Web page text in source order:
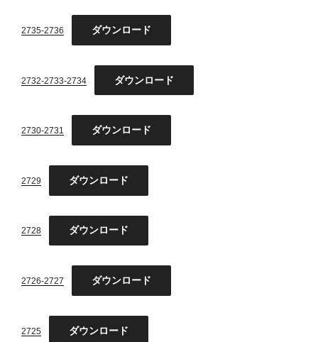
2735-2736 ダウンロード
2732-2733-2734 ダウンロード
2730-2731 ダウンロード
2729 ダウンロード
2728 ダウンロード
2726-2727 ダウンロード
2725 ダウンロード